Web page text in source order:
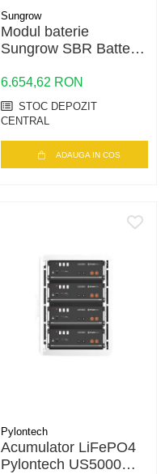
Sungrow
Modul baterie
Sungrow SBR Battery
3.2kWh HV LFP
6.654,62 RON
STOC DEPOZIT
CENTRAL
ADAUGA IN COS
Pylontech
Acumulator LiFePO4
Pylontech US5000